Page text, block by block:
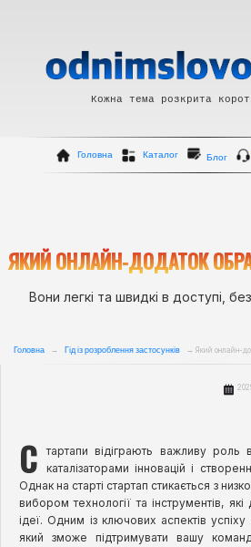
Кожна тема розкрита
Головна Каталог Блог
ЯКИЙ ОНЛАЙН-ДОДАТОК
Вони легкі та швидкі в доступі,
Головна → Гід із розроблення застосунків → Який онлайн-
С
тартапи відіграють важливу роль
каталізаторами інновацій і
Однак на старті стартап стикається з
вибором технології та інструментів,
ідеї. Одним із ключових аспектів
який зможе підтримувати вашу